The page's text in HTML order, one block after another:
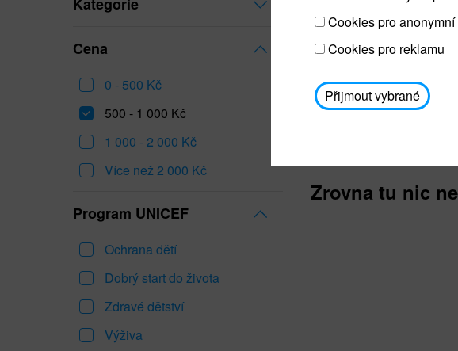
Cena
0 - 500 Kč
500 - 1 000 Kč
1 000 - 2 000 Kč
Více než 2 000 Kč
Program UNICEF
Ochrana dětí
Dobrý start do života
Zdravé dětství
Výživa
dále
Zrovna tu nic
Cookies pro
Cookies pro reklamu
Přijmout vybrané